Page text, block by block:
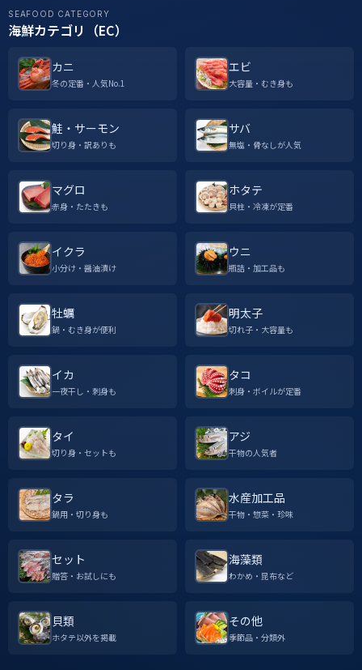
SEAFOOD CATEGORY
海鮮カテゴリ（EC）
カニ
冬の定番・人気No.1
エビ
大容量・むき身も
鮭・サーモン
切り身・訳ありも
サバ
無塩・骨なしが人気
マグロ
赤身・たたきも
ホタテ
貝柱・冷凍が定番
イクラ
小分け・醤油漬け
ウニ
瓶詰・加工品も
牡蠣
鍋・むき身が便利
明太子
切れ子・大容量も
イカ
一夜干し・刺身も
タコ
刺身・ボイルが定番
タイ
切り身・セットも
アジ
干物の人気者
タラ
鍋用・切り身も
水産加工品
干物・惣菜・珍味
セット
贈答・お試しにも
海藻類
わかめ・昆布など
貝類
ホタテ以外を掲載
その他
季節品・分類外